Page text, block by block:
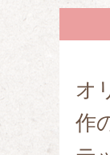
オ
作